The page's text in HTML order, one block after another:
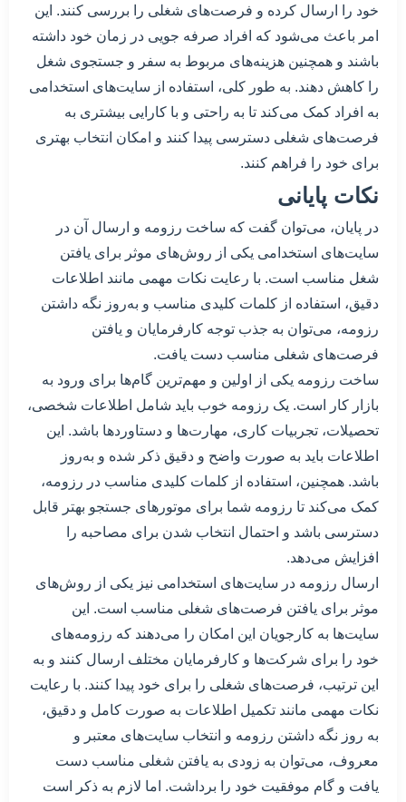
خود را ارسال کرده و فرصت‌های شغلی را بررسی کنند. این
امر باعث می‌شود که افراد صرفه جویی در زمان خود داشته
باشند و همچنین هزینه‌های مربوط به سفر و جستجوی شغل
را کاهش دهند. به طور کلی، استفاده از سایت‌های استخدامی
به افراد کمک می‌کند تا به راحتی و با کارایی بیشتری به
فرصت‌های شغلی دسترسی پیدا کنند و امکان انتخاب بهتری
برای خود را فراهم کنند.
نکات پایانی
در پایان، می‌توان گفت که ساخت رزومه و ارسال آن در
سایت‌های استخدامی یکی از روش‌های موثر برای یافتن
شغل مناسب است. با رعایت نکات مهمی مانند اطلاعات
دقیق، استفاده از کلمات کلیدی مناسب و به‌روز نگه داشتن
رزومه، می‌توان به جذب توجه کارفرمایان و یافتن
فرصت‌های شغلی مناسب دست یافت.
ساخت رزومه یکی از اولین و مهم‌ترین گام‌ها برای ورود به
بازار کار است. یک رزومه خوب باید شامل اطلاعات شخصی،
تحصیلات، تجربیات کاری، مهارت‌ها و دستاوردها باشد. این
اطلاعات باید به صورت واضح و دقیق ذکر شده و به‌روز
باشد. همچنین، استفاده از کلمات کلیدی مناسب در رزومه،
کمک می‌کند تا رزومه شما برای موتورهای جستجو بهتر قابل
دسترسی باشد و احتمال انتخاب شدن برای مصاحبه را
افزایش می‌دهد.
ارسال رزومه در سایت‌های استخدامی نیز یکی از روش‌های
موثر برای یافتن فرصت‌های شغلی مناسب است. این
سایت‌ها به کارجویان این امکان را می‌دهند که رزومه‌های
خود را برای شرکت‌ها و کارفرمایان مختلف ارسال کنند و به
این ترتیب، فرصت‌های شغلی را برای خود پیدا کنند. با رعایت
نکات مهمی مانند تکمیل اطلاعات به صورت کامل و دقیق،
به روز نگه داشتن رزومه و انتخاب سایت‌های معتبر و
معروف، می‌توان به زودی به یافتن شغلی مناسب دست
یافت و گام موفقیت خود را برداشت. اما لازم به ذکر است